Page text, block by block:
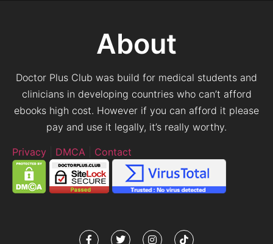
About
Doctor Plus Club was build for medical students and
clinicians in developing countries who can’t afford
ebooks high cost. However if you can afford it please
pay and use it legally, it’s really worthy.
Privacy DMCA Contact